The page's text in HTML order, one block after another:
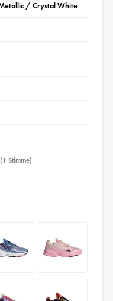
/ Crystal White
(1 Stimme)